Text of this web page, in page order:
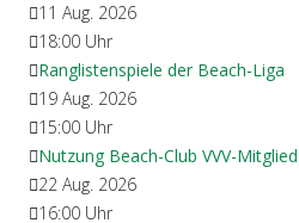
11 Aug. 2026
18:00 Uhr
Ranglistenspiele der Beach-Liga
19 Aug. 2026
15:00 Uhr
Nutzung Beach-Club VVV-Mitglied
22 Aug. 2026
16:00 Uhr